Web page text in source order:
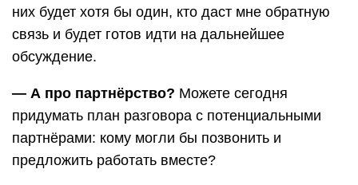
них будет хотя бы один, кто даст мне обратную
связь и будет готов идти на дальнейшее
обсуждение.
— А про партнёрство? Можете сегодня
придумать план разговора с потенциальными
партнёрами: кому могли бы позвонить и
предложить работать вместе?